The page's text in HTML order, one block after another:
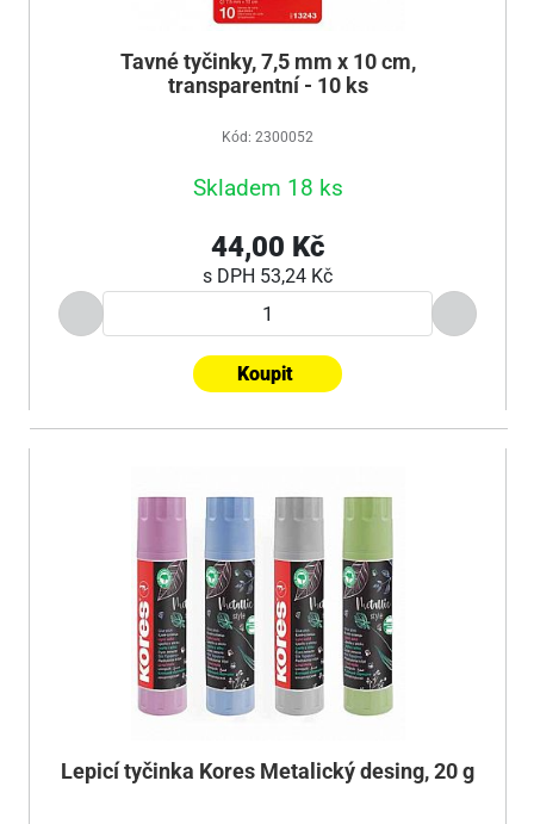
Tavné tyčinky, 7,5 mm x 10 cm,
transparentní - 10 ks
Kód: 2300052
Skladem 18 ks
44,00 Kč
s DPH 53,24 Kč
Koupit
Lepicí tyčinka Kores Metalický desing, 20 g